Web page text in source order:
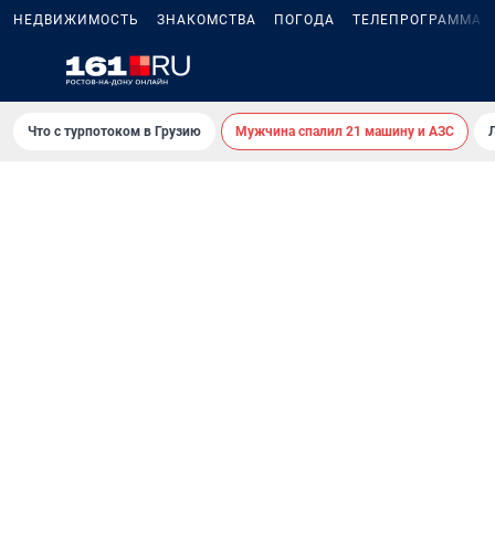
НЕДВИЖИМОСТЬ ЗНАКОМСТВА ПОГОДА ТЕЛЕПРОГРАММА
Что с турпотоком в Грузию Мужчина спалил 21 машину и АЗС